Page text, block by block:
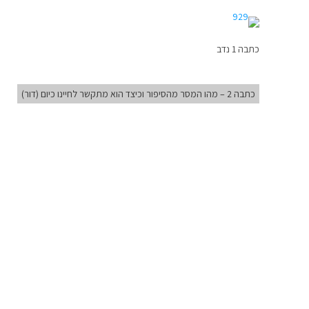
כתבה 1 נדב
כתבה 2 – מהו המסר מהסיפור וכיצד הוא מתקשר לחיינו כיום (דור)